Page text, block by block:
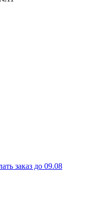
заказ до 09.08